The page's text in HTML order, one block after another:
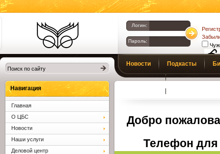
Библиотеки
Клина. Клинская
ЦБС.
Логин:
Пароль:
Новости Подкасты
Добро
Телефон для
Навигация
Главная
О ЦБС
Новости
Наши услуги
Деловой центр